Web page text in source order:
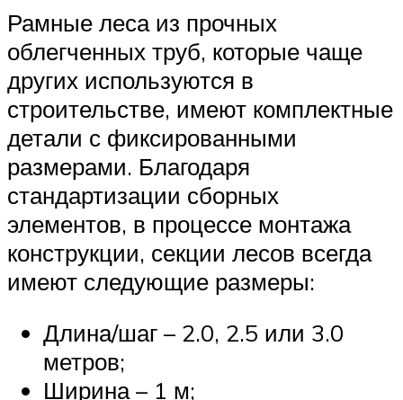
Рамные леса из прочных
облегченных труб, которые чаще
других используются в
строительстве, имеют комплектные
детали с фиксированными
размерами. Благодаря
стандартизации сборных
элементов, в процессе монтажа
конструкции, секции лесов всегда
имеют следующие размеры:
Длина/шаг – 2.0, 2.5 или 3.0
метров;
Ширина – 1 м;